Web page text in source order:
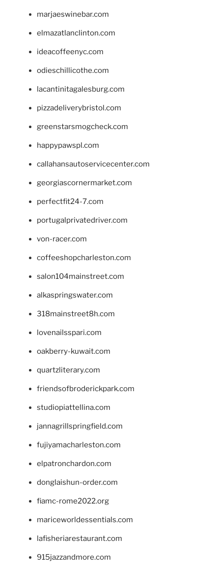
marjaeswinebar.com
elmazatlanclinton.com
ideacoffeenyc.com
odieschillicothe.com
lacantinitagalesburg.com
pizzadeliverybristol.com
greenstarsmogcheck.com
happypawspl.com
callahansautoservicecenter.com
georgiascornermarket.com
perfectfit24-7.com
portugalprivatedriver.com
von-racer.com
coffeeshopcharleston.com
salon104mainstreet.com
alkaspringswater.com
318mainstreet8h.com
lovenailsspari.com
oakberry-kuwait.com
quartzliterary.com
friendsofbroderickpark.com
studiopiattellina.com
jannagrillspringfield.com
fujiyamacharleston.com
elpatronchardon.com
donglaishun-order.com
fiamc-rome2022.org
mariceworldessentials.com
lafisheriarestaurant.com
915jazzandmore.com